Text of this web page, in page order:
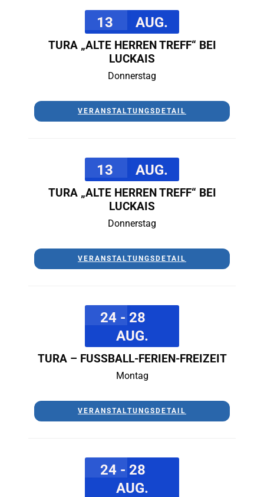
13 AUG.
TURA „ALTE HERREN TREFF“ BEI
LUCKAIS
Donnerstag
VERANSTALTUNGSDETAIL
13 AUG.
TURA „ALTE HERREN TREFF“ BEI
LUCKAIS
Donnerstag
VERANSTALTUNGSDETAIL
24 - 28
AUG.
TURA – FUSSBALL-FERIEN-FREIZEIT
Montag
VERANSTALTUNGSDETAIL
24 - 28
AUG.